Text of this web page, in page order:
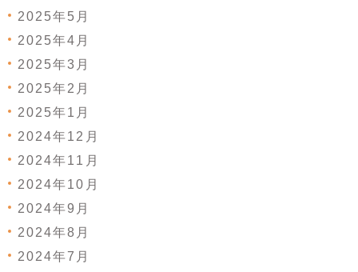
2025年5月
2025年4月
2025年3月
2025年2月
2025年1月
2024年12月
2024年11月
2024年10月
2024年9月
2024年8月
2024年7月